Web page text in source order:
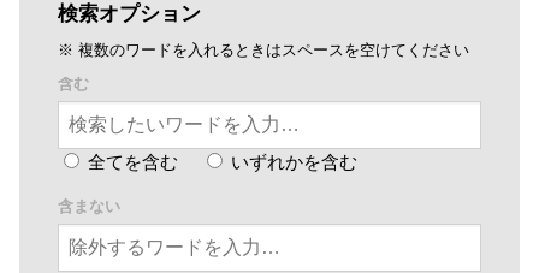
検索オプション
※ 複数のワードを入れるときはスペースを空けてください
含む
全てを含む いずれかを含む
含まない